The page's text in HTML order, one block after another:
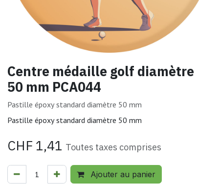
Centre médaille golf diamètre
50 mm PCA044
Pastille époxy standard diamètre 50 mm
Pastille époxy standard diamètre 50 mm
CHF 1,41 Toutes taxes comprises
Ajouter au panier